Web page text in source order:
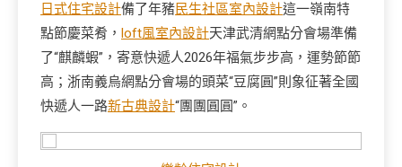
日式住宅設計備了年豬民生社區室內設計這一嶺南特
點節慶菜肴， loft風室內設計天津武清網點分會場準備
了“麒麟蝦”，寄意快遞人2026年福氣步步高，運勢節節
高；浙南義烏網點分會場的頭菜“豆腐圓”則象征著全國
快遞人一路新古典設計“團團圓圓”。